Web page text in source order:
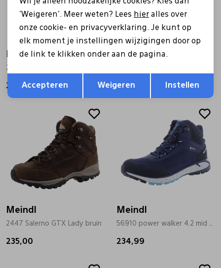
Meindl
2961 Albany Gtx blauw
209,99
Meindl
225,00
Meindl
2447 Salerno GTX Lady bruin
235,00
Meindl
234,99
Terug Opslaan
'Weigeren'. Meer weten? Lees hier alles over
onze cookie- en privacyverklaring. Je kunt op
elk moment je instellingen wijzigingen door op
de link te klikken onder aan de pagina.
Accepteren Weigeren Instellen